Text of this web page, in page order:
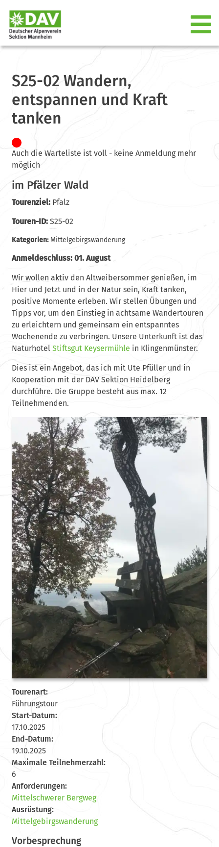
S25-02 Wandern,
entspannen und Kraft
tanken
Auch die Warteliste ist voll - keine Anmeldung mehr
möglich
im Pfälzer Wald
Tourenziel:Pfalz
Touren-ID:S25-02
Kategorien: Mittelgebirgswanderung
Anmeldeschluss: 01. August
Wir wollen aktiv den Altweibersommer genießen, im
Hier und Jetzt und in der Natur sein, Kraft tanken,
positive Momente erleben. Wir stellen Übungen und
Tipps vor, um den Einstieg in achtsame Wandertouren
zu erleichtern und gemeinsam ein entspanntes
Wochenende zu verbringen. Unsere Unterkunft ist das
Naturhotel Stiftsgut Keysermühle in Klingenmünster.
Dies ist ein Angebot, das ich mit Ute Pfüller und in
Kooperation mit der DAV Sektion Heidelberg
durchführe. Die Gruppe besteht aus max. 12
Teilnehmenden.
Tourenart:
Führungstour
Start-Datum:
17.10.2025
End-Datum:
19.10.2025
Maximale Teilnehmerzahl:
6
Anforderungen:
Mittelschwerer Bergweg
Ausrüstung:
Mittelgebirgswanderung
Vorbesprechung